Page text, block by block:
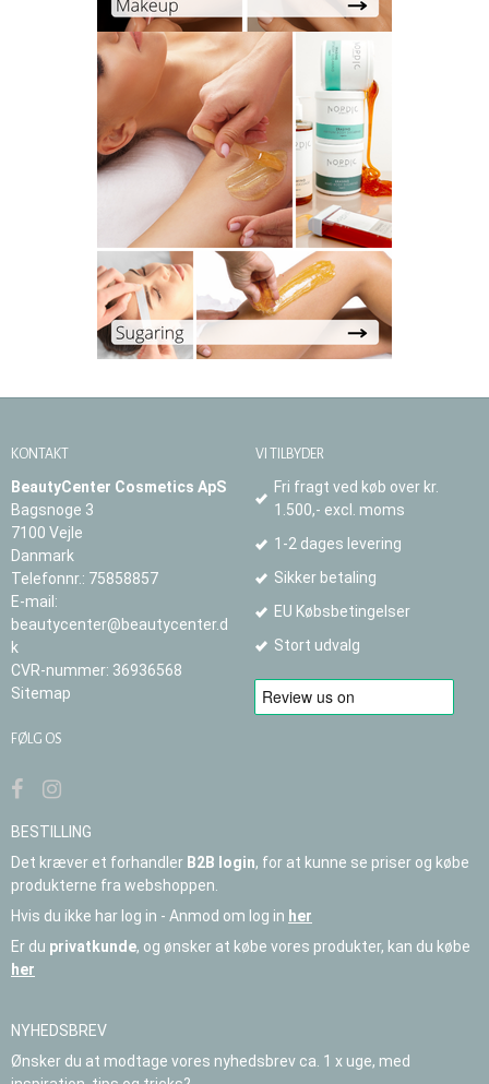
KONTAKT
BeautyCenter Cosmetics ApS
Bagsnoge 3
7100 Vejle
Danmark
Telefonnr.: 75858857
E-mail :
beautycenter@beautycenter.d
k
CVR-nummer: 36936568
Sitemap
FØLG OS
VI TILBYDER
Fri fragt ved køb over kr.
1.500,- excl. moms
1-2 dages levering
Sikker betaling
EU Købsbetingelser
Stort udvalg
BESTILLING
Det kræver et forhandler B2B login, for at kunne se priser og købe
produkterne fra webshoppen.
Hvis du ikke har log in - Anmod om log in her
Er du privatkunde, og ønsker at købe vores produkter, kan du købe
her
NYHEDSBREV
Ønsker du at modtage vores nyhedsbrev ca. 1 x uge, med